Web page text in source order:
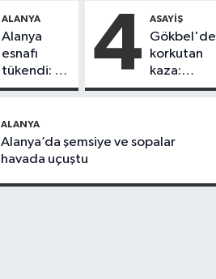
ALANYA
Alanya
esnafı
tükendi: 1
ayda 150
kapandı
4 ASAYIŞ
Gökbel'de
korkutan
kaza:
Başkanın
çarptı
ALANYA
Alanya’da şemsiye ve sopalar
havada uçuştu